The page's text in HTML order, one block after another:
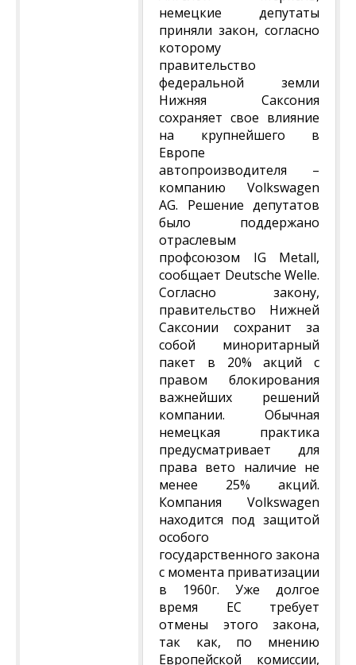
немецкие депутаты
приняли закон, согласно
которому
правительство
федеральной земли
Нижняя Саксония
сохраняет свое влияние
на крупнейшего в
Европе
автопроизводителя –
компанию Volkswagen
AG. Решение депутатов
было поддержано
отраслевым
профсоюзом IG Metall,
сообщает Deutsche Welle.
Согласно закону,
правительство Нижней
Саксонии сохранит за
собой миноритарный
пакет в 20% акций с
правом блокирования
важнейших решений
компании. Обычная
немецкая практика
предусматривает для
права вето наличие не
менее 25% акций.
Компания Volkswagen
находится под защитой
особого
государственного закона
с момента приватизации
в 1960г. Уже долгое
время ЕС требует
отмены этого закона,
так как, по мнению
Европейской комиссии,